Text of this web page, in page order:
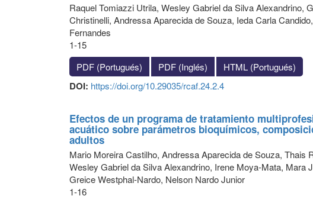
Raquel Tomiazzi Utrila, Wesley Gabriel da Silva Alexandrino,
Christinelli, Andressa Aparecida de Souza, Ieda Carla
Fernandes
1-15
PDF (Portugués)
PDF (Inglés) HTML (Portugués)
DOI: https://doi.org/10.29035/rcaf.24.2.4
Efectos de un programa de tratamiento
acuático sobre parámetros bioquímicos,
adultos
Mario Moreira Castilho, Andressa Aparecida de Souza, Thais
Wesley Gabriel da Silva Alexandrino, Irene Moya-Mata, Mara
Greice Westphal-Nardo, Nelson Nardo Junior
1-16